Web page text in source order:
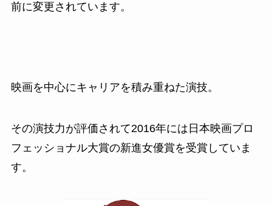
前に変更されています。
映画を中心にキャリアを積み重ねた演技。
その演技力が評価されて2016年には日本映画プロ
フェッショナル大賞の新進女優賞を受賞していま
す。